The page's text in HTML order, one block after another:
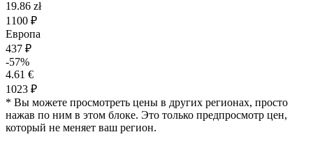
19.86 zł
1100 ₽
Европа
437 ₽
-57%
4.61 €
1023 ₽
* Вы можете просмотреть цены в других регионах, просто
нажав по ним в этом блоке. Это только предпросмотр цен,
который не меняет ваш регион.